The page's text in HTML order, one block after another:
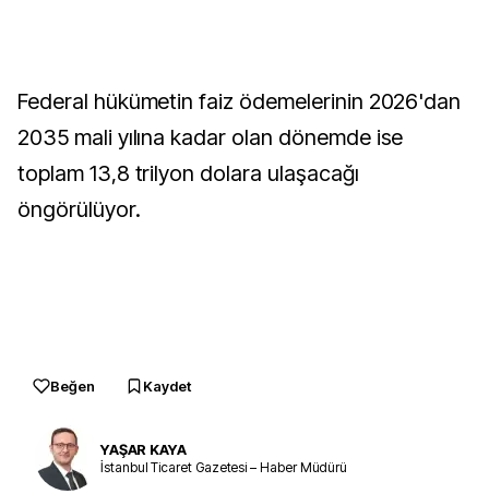
Federal hükümetin faiz ödemelerinin 2026'dan
2035 mali yılına kadar olan dönemde ise
toplam 13,8 trilyon dolara ulaşacağı
öngörülüyor.
Beğen Kaydet
YAŞAR KAYA
İstanbul Ticaret Gazetesi – Haber Müdürü